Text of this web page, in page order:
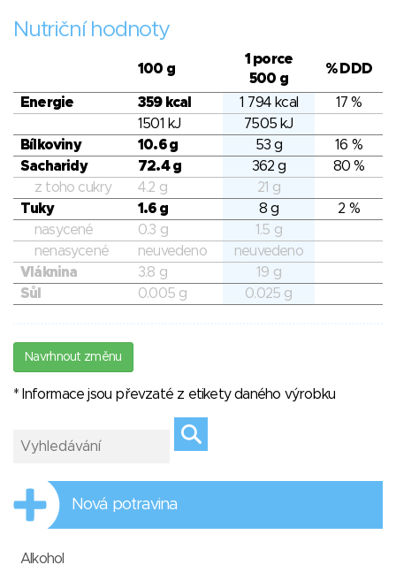
Nutriční hodnoty
100 g
1 porce
500 g
% DDD
Energie 359 kcal 1 794 kcal
17 %
1501 kJ
7505 kJ
Bílkoviny
10.6 g 53 g
16 %
Sacharidy
72.4 g 362 g
80 %
z toho cukry
4.2 g
21 g
Tuky
1.6 g 8 g
2 %
nasycené
0.3 g
1.5 g
nenasycené
neuvedeno
neuvedeno
Vláknina
3.8 g
19 g
Sůl
0.005 g 0.025 g
Navrhnout změnu
* Informace jsou převzaté z etikety daného výrobku
Nová potravina
Alkohol